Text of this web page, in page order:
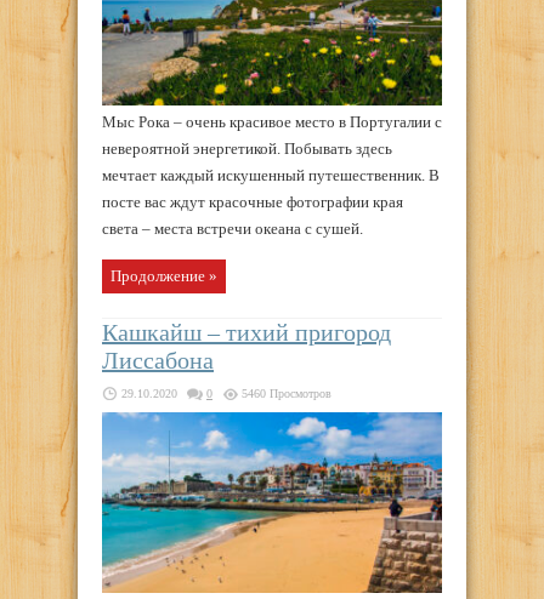
Мыс Рока – очень красивое место в Португалии с
невероятной энергетикой. Побывать здесь
мечтает каждый искушенный путешественник. В
посте вас ждут красочные фотографии края
света – места встречи океана с сушей.
Продолжение »
Кашкайш – тихий пригород
Лиссабона
29.10.2020 0 5460 Просмотров